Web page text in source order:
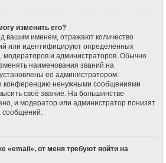
изменить его?
вашим именем, отражают количество
или идентифицируют определённых
модераторов и администраторов. Обычно
наименования званий на
её администратором.
конференцию ненужными сообщениями
своё звание. На большинстве
и модератор или администратор понизят
сообщений.
«email», от меня требуют войти на